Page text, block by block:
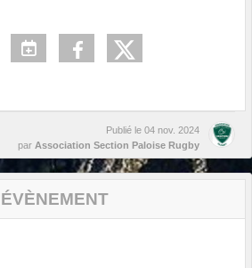
Publié le 04 nov. 2024
par Association Section Paloise Rugby